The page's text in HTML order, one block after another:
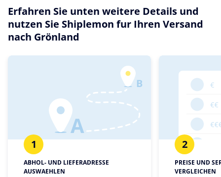
Erfahren Sie unten weitere Details und
nutzen Sie Shiplemon fur Ihren Versand
nach Grönland
1
ABHOL- UND LIEFERADRESSE
AUSWAEHLEN
2
PREISE UND
VERGLEICHEN